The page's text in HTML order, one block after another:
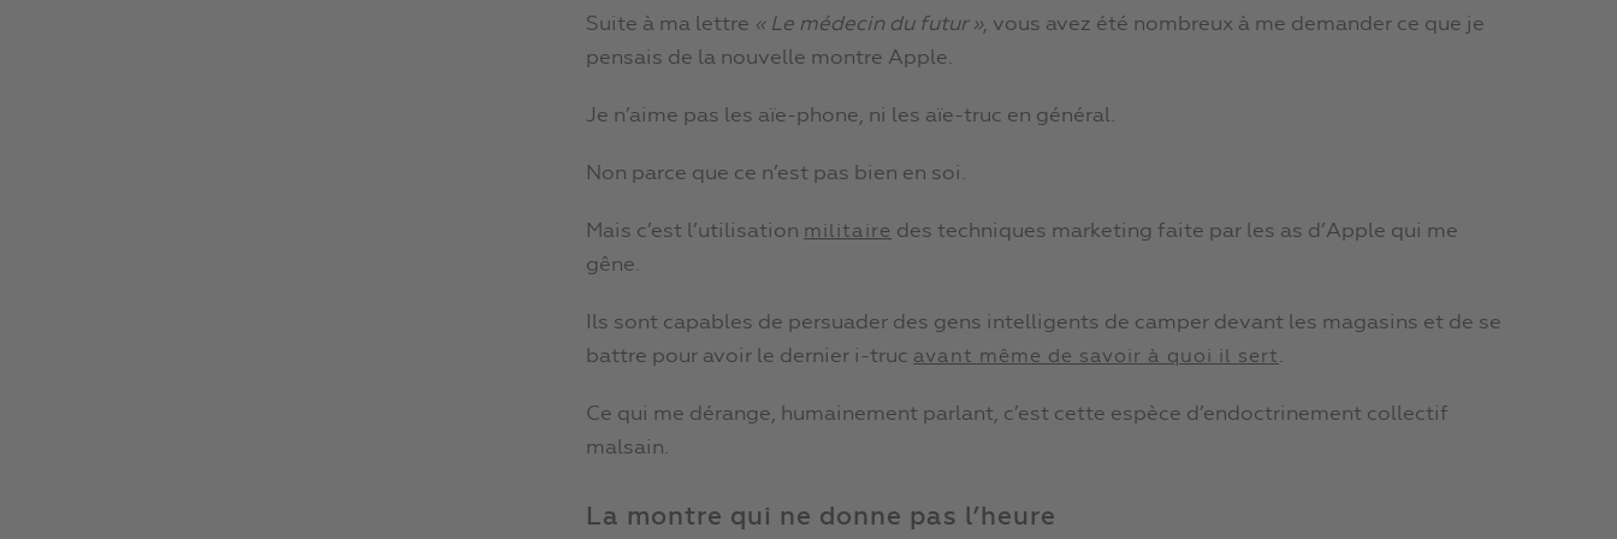
Suite à ma lettre « Le médecin du futur », vous avez été nombreux à me demander ce que je
pensais de la nouvelle montre Apple.
Je n’aime pas les aïe-phone, ni les aïe-truc en général.
Non parce que ce n’est pas bien en soi.
Mais c’est l’utilisation militaire des techniques marketing faite par les as d’Apple qui me
gêne.
Ils sont capables de persuader des gens intelligents de camper devant les magasins et de se
battre pour avoir le dernier i-truc avant même de savoir à quoi il sert.
Ce qui me dérange, humainement parlant, c’est cette espèce d’endoctrinement collectif
malsain.
La montre qui ne donne pas l’heure